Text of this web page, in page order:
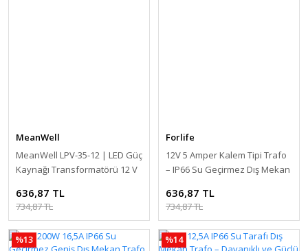
MeanWell
MeanWell LPV-35-12 | LED Güç
Kaynağı Transformatörü 12 V
Aydınlatma için LED Trafo
636,87 TL
734,87 TL
Forlife
12V 5 Amper Kalem Tipi Trafo
– IP66 Su Geçirmez Dış Mekan
Güç Kaynağı
636,87 TL
734,87 TL
%13 %14